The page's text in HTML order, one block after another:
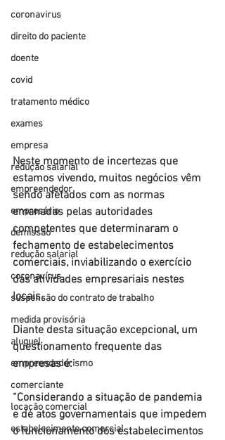
coronavirus
direito do paciente
doente
covid
tratamento médico
exames
empresa
redução salarial
empreendedor
empresário
demissão
redução salarial
coronavírus
suspensão do contrato de trabalho
medida provisória
aluguel
empreendedorismo
comerciante
locação comercial
estabelecimento comercial
Neste momento de incertezas que
estamos vivendo, muitos negócios vêm
sendo afetados com as normas
emanadas pelas autoridades
competentes que determinaram o
fechamento de estabelecimentos
comerciais, inviabilizando o exercício
das atividades empresariais nestes
locais.
Diante desta situação excepcional, um
questionamento frequente das
empresas é:
“Considerando a situação de pandemia
e de atos governamentais que impedem
o funcionamento dos estabelecimentos